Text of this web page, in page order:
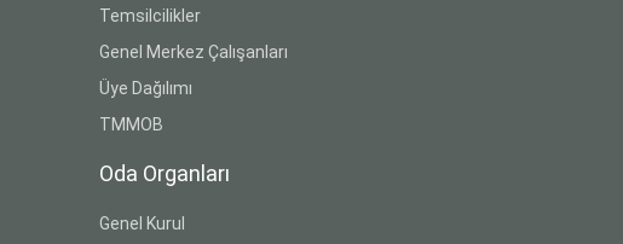
Temsilcilikler
Genel Merkez Çalışanları
Üye Dağılımı
TMMOB
Oda Organları
Genel Kurul